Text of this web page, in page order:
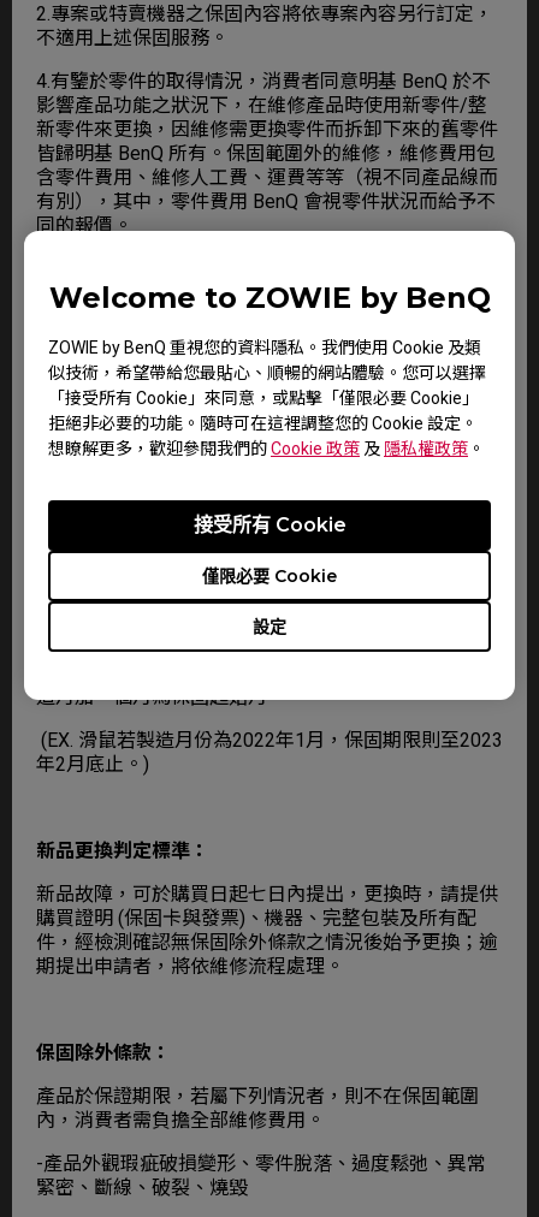
Welcome to ZOWIE by BenQ
ZOWIE by BenQ 重視您的資料隱私。我們使用 Cookie 及類
似技術，希望帶給您最貼心、順暢的網站體驗。您可以選擇
「接受所有 Cookie」來同意，或點擊「僅限必要 Cookie」
拒絕非必要的功能。隨時可在這裡調整您的 Cookie 設定。
想瞭解更多，歡迎參閱我們的Cookie 政策 及 隱私權政策 。
設定
僅限必要 Cookie
接受所有 Cookie
2.專案或特賣機器之保固內容將依專案內容另行訂定，
不適用上述保固服務。
4.有鑒於零件的取得情況，消費者同意明基 BenQ 於不
影響產品功能之狀況下，在維修產品時使用新零件/整
新零件來更換，因維修需更換零件而拆卸下來的舊零件
皆歸明基 BenQ 所有。保固範圍外的維修，維修費用包
含零件費用、維修人工費、運費等等（視不同產品線而
有別），其中，零件費用 BenQ 會視零件狀況而給予不
同的報價。
法修復時，BenQ 將提供更換良品或同等值它款機型。
6.若超過保固期或不在保固範圍內，檢測報價不維修將
收取檢測費 300 元。
7.BenQ 保留以上辦法修改之權利。
■ 為確保客戶的權益，請於購買時要求經銷商在保固卡
上填上產品型號、產品序號和購買日期，
且蓋上店章，消費者請保留產品保固卡及購買證明( 如
發票)。產品在保固期內有需要維修服務時，煩請提出
造月加一個月為保固起始月。
(EX. 滑鼠若製造月份為2022年1月，保固期限則至2023
年2月底止。)
新品更換判定標準：
新品故障，可於購買日起七日內提出，更換時，請提供
購買證明 (保固卡與發票)、機器、完整包裝及所有配
件，經檢測確認無保固除外條款之情況後始予更換；逾
期提出申請者，將依維修流程處理。
保固除外條款：
產品於保證期限，若屬下列情況者，則不在保固範圍
內，消費者需負擔全部維修費用。
-產品外觀瑕疵破損變形、零件脫落、過度鬆弛、異常
緊密、斷線、破裂、燒毀